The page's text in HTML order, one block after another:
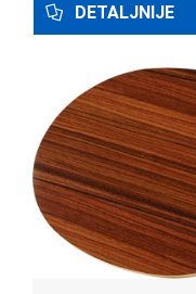
DETALJNIJE